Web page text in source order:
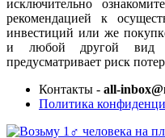
исключительно
рекомендацией к
инвестиций или же
и любой другой вид
предусматривает риск
Контакты - all-
Политика